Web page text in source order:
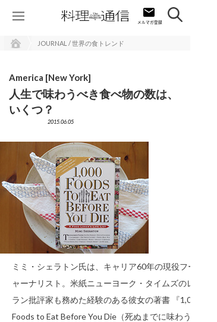
JOURNAL / 世界の食トレンド
America [New York]
人生で味わうべき食べ物の数は、
いくつ？
2015.06.05
ミミ・シェラトン氏は、キャリア60年の現役フードジ
ャーナリスト。米紙ニューヨーク・タイムズのレスト
ラン批評家も務めた経験のある彼女の著書 『1,000
Foods to Eat Before You Die（死ぬまでに味わうべき